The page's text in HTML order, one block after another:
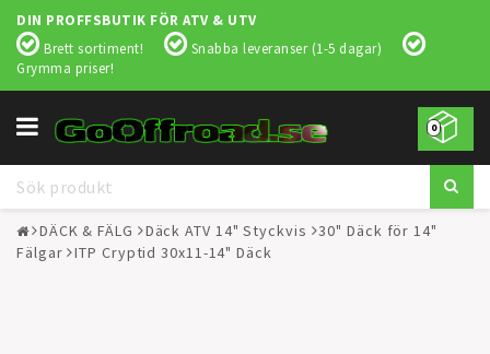
DIN PROFFSBUTIK FÖR ATV & UTV
Brett sortiment!
Snabba leveranser (1-5 dagar)
Grymma priser!
0
Toggle
navigation
DÄCK & FÄLG Däck ATV 14" Styckvis
30" Däck för 14"
Fälgar
ITP Cryptid 30x11-14" Däck